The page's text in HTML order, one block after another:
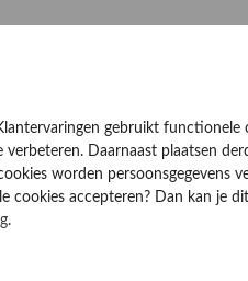
gebruikt functionele
Daarnaast plaatsen
worden persoonsgegevens
cookies accepteren? Dan kan je
.